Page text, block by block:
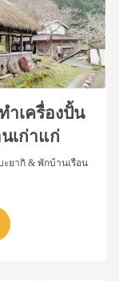
ำเครื่องปั้น
เก่าแก่
ะยากิ & พักบ้านเรือน